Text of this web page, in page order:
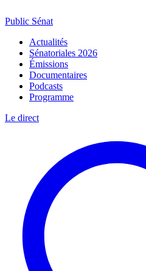
Public Sénat
Actualités
Sénatoriales 2026
Émissions
Documentaires
Podcasts
Programme
Le direct